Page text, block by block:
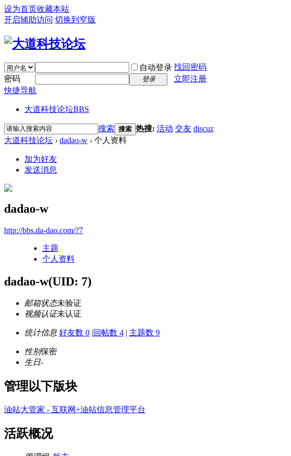
设为首页收藏本站
开启辅助访问 切换到窄版
自动登录 找回密码
密码
登录
立即注册
快捷导航
大道科技论坛BBS
搜索 搜索 热搜: 活动 交友 discuz
大道科技论坛 › dadao-w › 个人资料
加为好友
发送消息
dadao-w
http://bbs.da-dao.com/?7
主题
个人资料
dadao-w(UID: 7)
邮箱状态未验证
视频认证未认证
统计信息 好友数 0 |回帖数 4 | 主题数 9
性别保密
生日-
管理以下版块
油站大管家 - 互联网+油站信息管理平台
活跃概况